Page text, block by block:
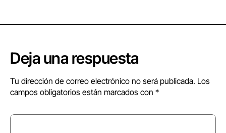
Deja una respuesta
Tu dirección de correo electrónico no será publicada. Los
campos obligatorios están marcados con *